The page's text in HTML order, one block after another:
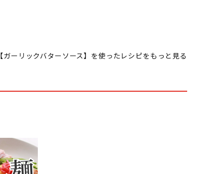
ガーリックバターソース】を使ったレシピをもっと見る